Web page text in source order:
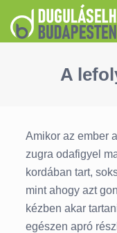
A
Amikor az ember
zugra odafigyel
kordában tart,
mint ahogy azt
kézben akar
egészen apró